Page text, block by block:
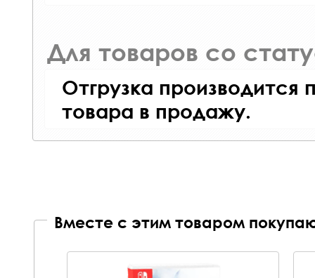
Для товаров со
Отгрузка производится
товара в продажу.
Вместе с этим товаром